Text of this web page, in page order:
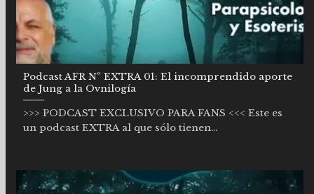
Podcast AFR Nº EXTRA 01: El incomprendido aporte
de Jung a la Ovnilogía
>>> PODCAST EXCLUSIVO PARA FANS <<< Este es
un podcast EXTRA al que sólo tienen...